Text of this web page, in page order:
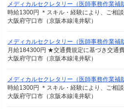
メディカルセクレタリー（医師事務作業補
時給1300円 ＊スキル・経験により、ご相
大阪府守口市（京阪本線滝井駅）
メディカルセクレタリー（医師事務作業補
月給184300円 ★交通費規定に基づき交通
大阪府守口市（京阪本線滝井駅）
メディカルセクレタリー（医師事務作業補
時給1300円 ＊スキル・経験により、ご相
大阪府守口市（京阪本線滝井駅）